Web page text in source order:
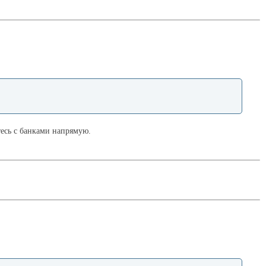
с банками напрямую.